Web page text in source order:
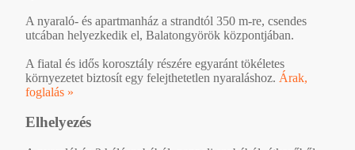
A nyaraló- és apartmanház a strandtól 350 m-re, csendes
utcában helyezkedik el, Balatongyörök központjában.
A fiatal és idős korosztály részére egyaránt tökéletes
környezetet biztosít egy felejthetetlen nyaraláshoz. Árak,
foglalás »
Elhelyezés